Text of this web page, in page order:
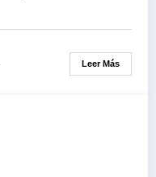
Leer Más